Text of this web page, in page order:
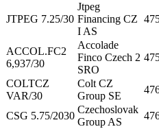
JTPEG 7.25/30
Jtpeg
Financing CZ
I AS
ACCOL.FC2
6,937/30
Accolade
Finco Czech 2
SRO
COLTCZ
VAR/30
Colt CZ
Group SE
CSG 5.75/2030
Czechoslovak
Group AS